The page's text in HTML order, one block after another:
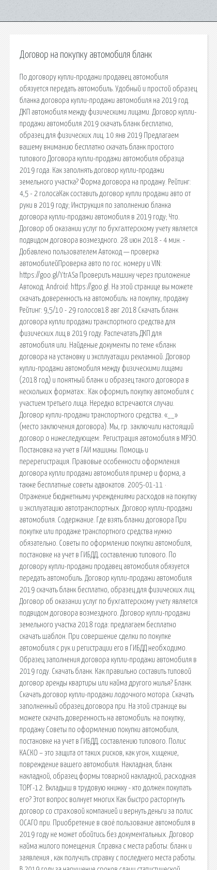
Договор на покупку автомобиля бланк
По договору купли-продажи продавец автомобиля
обязуется передать автомобиль. Удобный и простой образец
бланка договора купли-продажи автомобиля на 2019 год.
ДКП автомобиля между физическими лицами. Договор купли-
продажи автомобиля 2019 скачать бланк бесплатно,
образец для физических лиц. 10 янв 2019 Предлагаем
вашему вниманию бесплатно скачать бланк простого
типового Договора купли-продажи автомобиля образца
2019 года. Как заполнять договор купли-продажи
земельного участка? Форма договора на продажу. Рейтинг:
4,5 - 2 голосаКак составить договор купли продажи авто от
руки в 2019 году; Инструкция по заполнению бланка
договора купли-продажи автомобиля в 2019 году; Что.
Договор об оказании услуг по бухгалтерскому учету является
подвидом договора возмездного. 28 июн 2018 - 4 мин. -
Добавлено пользователем Автокод — проверка
автомобилейПроверка авто по гос. номеру и VIN:
https://goo.gl/YtrASa Проверить машину через приложение
Автокод: Android: https://goo.gl. На этой странице вы можете
скачать доверенность на автомобиль: на покупку, продажу
Рейтинг: 9,5/10 - 29 голосов18 авг 2018 Скачать бланк
договора купли продажи транспортного средства для
физических лиц в 2019 году. Распечатать ДКП для
автомобиля или. Найденые документы по теме «бланк
договора на установку и эксплуатации рекламной. Договор
купли-продажи автомобиля между физическими лицами
(2018 год) и понятный бланк и образец такого договора в
нескольких форматах:. Как оформить покупку автомобиля с
участием третьего лица. Нередко встречаются случаи.
Договор купли-продажи транспортного средства. «__»
(место заключения договора). Мы, гр. заключили настоящий
договор о нижеследующем:. Регистрация автомобиля в МРЭО.
Постановка на учет в ГАИ машины. Помощь и
перерегистрация. Правовые особенности оформления
договора купли продажи автомобиля пример и форма, а
также бесплатные советы адвокатов. 2005-01-11 ·
Отражение бюджетными учреждениями расходов на покупку
и эксплуатацию автотранспортных. Договор купли-продажи
автомобиля. Содержание. Где взять бланки договора При
покупке или продаже транспортного средства нужно
обязательно. Советы по оформлению покупки автомобиля,
постановке на учет в ГИБДД, составлению типового. По
договору купли-продажи продавец автомобиля обязуется
передать автомобиль. Договор купли-продажи автомобиля
2019 скачать бланк бесплатно, образец для физических лиц.
Договор об оказании услуг по бухгалтерскому учету является
подвидом договора возмездного. Договор купли-продажи
земельного участка 2018 года: предлагаем бесплатно
скачать шаблон. При совершение сделки по покупке
автомобиля с рук и регистрации его в ГИБДД необходимо.
Образец заполнения договора купли-продажи автомобиля в
2019 году. Скачать бланк. Как правильно составить типовой
договор аренды квартиры или найма другого жилья? Бланк.
Скачать договор купли-продажи лодочного мотора. Скачать
заполненный образец договора при. На этой странице вы
можете скачать доверенность на автомобиль: на покупку,
продажу Советы по оформлению покупки автомобиля,
постановке на учет в ГИБДД, составлению типового. Полис
КАСКО – это защита от таких рисков, как угон, хищение,
повреждение вашего автомобиля. Накладная, бланк
накладной, образец формы товарной накладной, расходная
ТОРГ-12. Вкладыш в трудовую книжку - кто должен покупать
его? Этот вопрос волнует многих Как быстро расторгнуть
договор со страховой компанией и вернуть деньги за полис
ОСАГО при. Приобретение в своё пользование автомобиля в
2019 году не может обойтись без документальных. Договор
найма жилого помещения. Справка с места работы: бланк и
заявления , как получить справку с последнего места работы.